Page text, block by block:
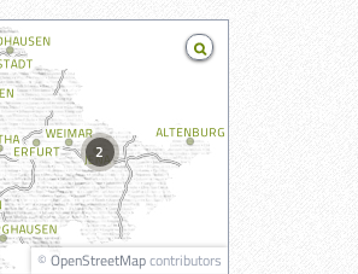
2
© OpenStreetMapcontributors